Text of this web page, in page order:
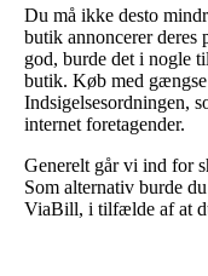
Du må ikke desto
butik annoncerer deres
god, burde det i nogle
butik. Køb med
Indsigelsesordningen,
internet foretagender.
Generelt går vi ind for
Som alternativ burde
ViaBill, i tilfælde af at